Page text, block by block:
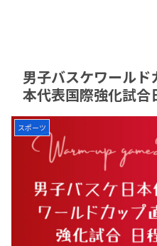
男子バスケワール
本代表国際強化試合
スポーツ